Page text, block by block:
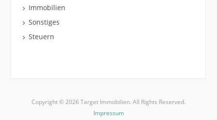
Immobilien
Sonstiges
Steuern
Copyright © 2026 Target Immobilien. All Rights Reserved.
Impressum